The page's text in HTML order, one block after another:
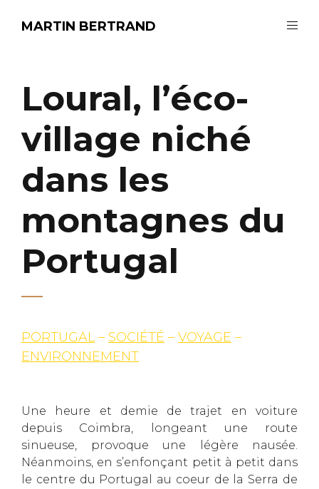
MARTIN BERTRAND
Loural, l’éco-
village niché
dans les
montagnes du
Portugal
PORTUGAL– SOCIÉTÉ – VOYAGE –
ENVIRONNEMENT
Une heure et demie de trajet en voiture
depuis Coimbra, longeant une route
sinueuse, provoque une légère nausée.
Néanmoins, en s’enfonçant petit à petit dans
le centre du Portugal au coeur de la Serra de